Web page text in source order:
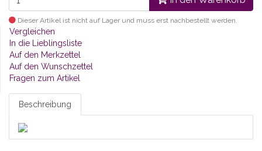
Dieser Artikel ist nicht auf Lager und muss erst nachbestellt werden.
Vergleichen
In die Lieblingsliste
Auf den Merkzettel
Auf den Wunschzettel
Fragen zum Artikel
Beschreibung